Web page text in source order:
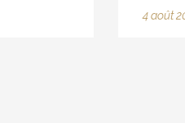
4 août